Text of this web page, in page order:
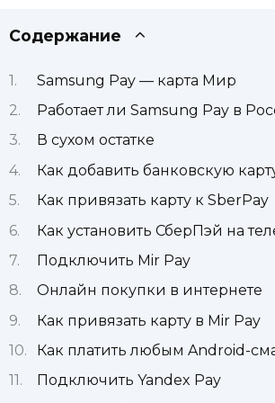
Содержание
Samsung Pay — карта Мир
Работает ли Samsung Pay в
В сухом остатке
Как добавить банковскую
Как привязать карту к SberPay
Как установить СберПэй на
Подключить Mir Pay
Онлайн покупки в интернете
Как привязать карту в Mir Pay
Как платить любым Android-
Подключить Yandex Pay